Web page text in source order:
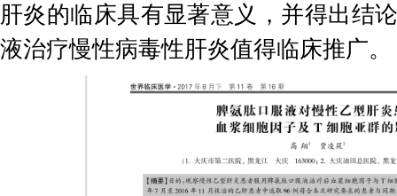
肝炎的临床具有显著意义，并得出
液治疗慢性病毒性肝炎值得临床推广。